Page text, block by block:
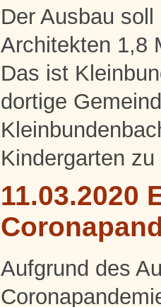
Der Ausbau
Architekten 1,8
Das ist
dortige
Kindergarten zu
11.03.2020
Aufgrund des